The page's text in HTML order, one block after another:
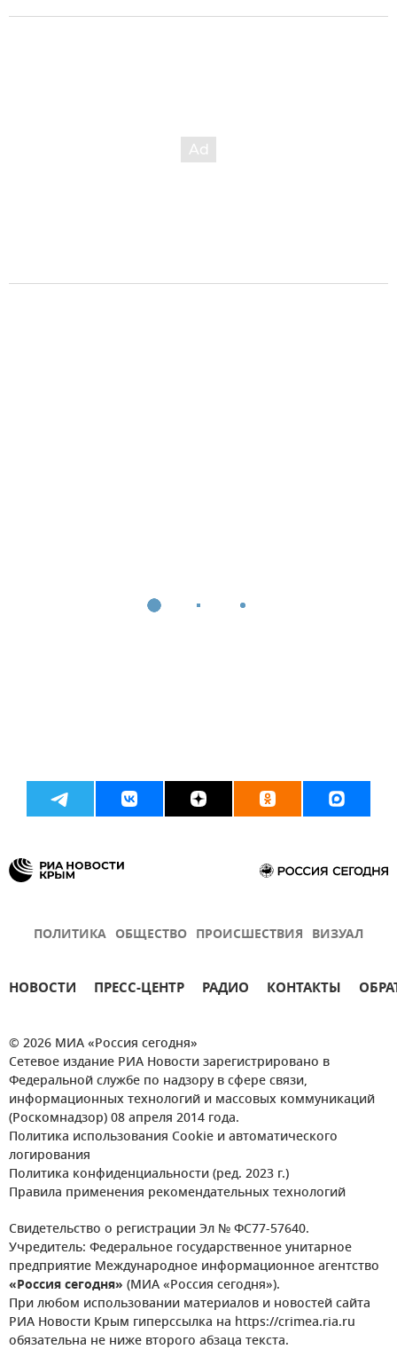
ПОЛИТИКА ОБЩЕСТВО ПРОИСШЕСТВИЯ ВИЗУАЛ
НОВОСТИ ПРЕСС-ЦЕНТР РАДИО КОНТАКТЫ
© 2026 МИА «Россия сегодня»
Сетевое издание РИА Новости зарегистрировано в
Федеральной службе по надзору в сфере связи,
информационных технологий и массовых коммуникаций
(Роскомнадзор) 08 апреля 2014 года.
Политика использования Cookie и автоматического
логирования
Политика конфиденциальности (ред. 2023 г.)
Правила применения рекомендательных технологий
Свидетельство о регистрации Эл № ФС77-57640.
Учредитель: Федеральное государственное унитарное
предприятие Международное информационное агентство
«Россия сегодня» (МИА «Россия сегодня»).
При любом использовании материалов и новостей сайта
РИА Новости Крым гиперссылка на https://crimea.ria.ru
обязательна не ниже второго абзаца текста.